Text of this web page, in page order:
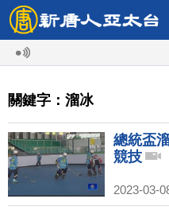
關鍵字：溜冰
總統盃
競技
2023-03-